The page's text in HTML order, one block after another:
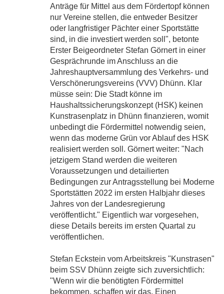
Anträge für Mittel aus dem Fördertopf können
nur Vereine stellen, die entweder Besitzer
oder langfristiger Pächter einer Sportstätte
sind, in die investiert werden soll", betonte
Erster Beigeordneter Stefan Görnert in einer
Gesprächrunde im Anschluss an die
Jahreshauptversammlung des Verkehrs- und
Verschönerungsvereins (VVV) Dhünn. Klar
müsse sein: Die Stadt könne im
Haushaltssicherungskonzept (HSK) keinen
Kunstrasenplatz in Dhünn finanzieren, womit
unbedingt die Fördermittel notwendig seien,
wenn das moderne Grün vor Ablauf des HSK
realisiert werden soll. Görnert weiter: "Nach
jetzigem Stand werden die weiteren
Voraussetzungen und detailierten
Bedingungen zur Antragsstellung bei Moderne
Sportstätten 2022 im ersten Halbjahr dieses
Jahres von der Landesregierung
veröffentlicht." Eigentlich war vorgesehen,
diese Details bereits im ersten Quartal zu
veröffentlichen.
Stefan Eckstein vom Arbeitskreis "Kunstrasen"
beim SSV Dhünn zeigte sich zuversichtlich:
"Wenn wir die benötigten Fördermittel
bekommen, schaffen wir das. Einen